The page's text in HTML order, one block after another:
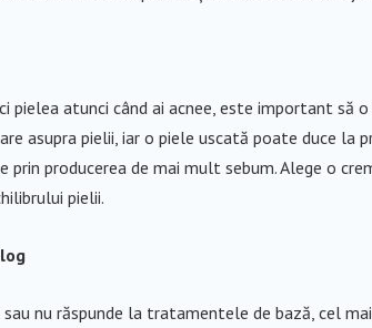
pielea atunci când ai acnee, este important să
asupra pielii, iar o piele uscată poate duce la
prin producerea de mai mult sebum. Alege o
pielii.
sau nu răspunde la tratamentele de bază, cel